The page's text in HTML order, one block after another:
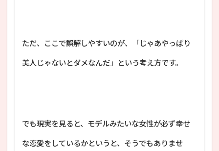
ただ、ここで誤解しやすいのが、「じゃあやっぱり
美人じゃないとダメなんだ」という考え方です。
でも現実を見ると、モデルみたいな女性が必ず幸せ
な恋愛をしているかというと、そうでもありませ